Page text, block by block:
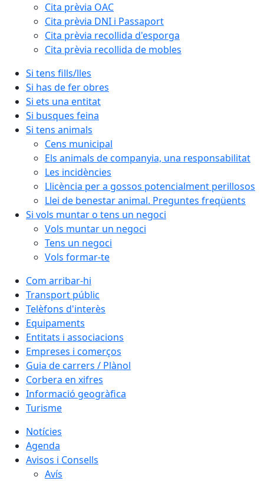
Cita prèvia OAC
Cita prèvia DNI i Passaport
Cita prèvia recollida d'esporga
Cita prèvia recollida de mobles
Si tens fills/lles
Si has de fer obres
Si ets una entitat
Si busques feina
Si tens animals
Cens municipal
Els animals de companyia, una responsabilitat
Les incidències
Llicència per a gossos potencialment perillosos
Llei de benestar animal. Preguntes freqüents
Si vols muntar o tens un negoci
Vols muntar un negoci
Tens un negoci
Vols formar-te
Com arribar-hi
Transport públic
Telèfons d'interès
Equipaments
Entitats i associacions
Empreses i comerços
Guia de carrers / Plànol
Corbera en xifres
Informació geogràfica
Turisme
Notícies
Agenda
Avisos i Consells
Avís